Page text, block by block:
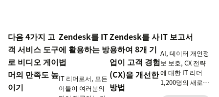
다음 4가지 고
객 서비스 도구
로 비디오 게이
머의 만족도 높
이기
Zendesk를 IT
에 활용하는 방
법
IT 리더로서, 모든
이들이 여러분의
Zendesk를 사
용하여 8개 기
업이 고객 경험
(CX)을 개선한
방법
IT 보고서
AI, 데이터 개인정
보 보호, CX 전략
에 대한 IT 리더
1,200명의 새로운